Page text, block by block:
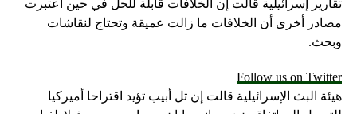
تقارير إسرائيلية قالت إن الخلافات قابلة للحل في حين اعتبرت
مصادر أخرى أن الخلافات ما زالت عميقة وتحتاج لنقاشات
وبحث.
Follow us on Twitter
هيئة البث الإسرائيلية قالت إن تل أبيب تؤيد اقتراحا أميركيا